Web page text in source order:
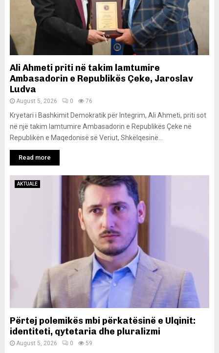
Ali Ahmeti priti në takim lamtumire
Ambasadorin e Republikës Çeke, Jaroslav
Ludva
August 5, 2026 0 76
Kryetari i Bashkimit Demokratik për Integrim, Ali Ahmeti, priti sot
në një takim lamtumire Ambasadorin e Republikës Çeke në
Republikën e Maqedonisë së Veriut, Shkëlqesinë...
Read more
AKTUALE
Përtej polemikës mbi përkatësinë e Ulqinit:
identiteti, qytetaria dhe pluralizmi
August 5, 2026 0 59